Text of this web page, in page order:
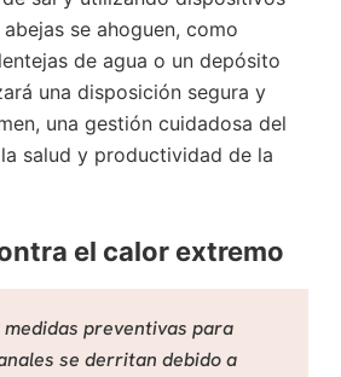
se ahoguen, como
de agua o un depósito
una disposición segura y
una gestión cuidadosa del
salud y productividad de la
el calor extremo
preventivas para
se derritan debido a